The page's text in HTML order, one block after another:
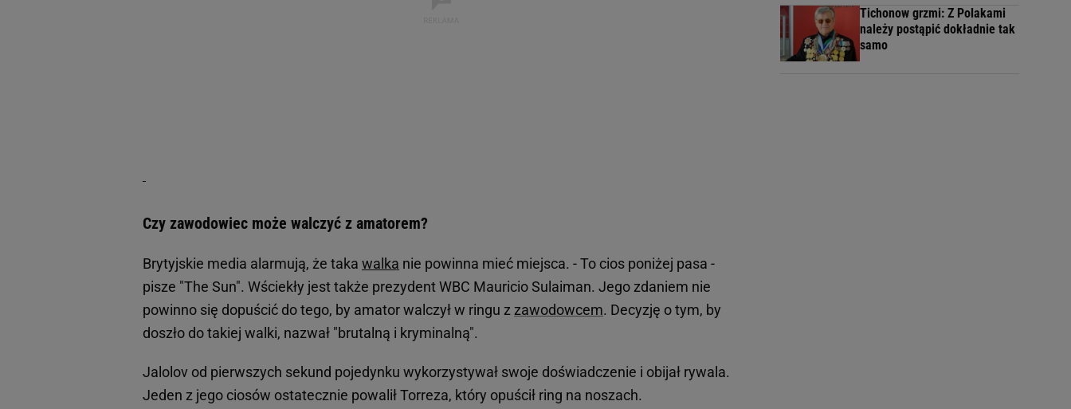
Czy zawodowiec może walczyć z amatorem?
Brytyjskie media alarmują, że taka walka nie powinna mieć miejsca. - To cios poniżej pasa -
pisze "The Sun". Wściekły jest także prezydent WBC Mauricio Sulaiman. Jego zdaniem nie
powinno się dopuścić do tego, by amator walczył w ringu zzawodowcem. Decyzję o tym, by
doszło do takiej walki, nazwał "brutalną i kryminalną".
Jalolov od pierwszych sekund pojedynku wykorzystywał swoje doświadczenie i obijał rywala.
Jeden z jego ciosów ostatecznie powalił Torreza, który opuścił ring na noszach.
Tichonow grzmi: Z Polakami
należy postąpić dokładnie tak
samo